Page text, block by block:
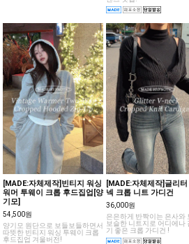
[MADE:자체제작]빈티지 워싱
워머 투웨이 크롭 후드집업[양
기모]
54,500원
양기모 원단으로 보들보들하면서
따뜻한 빈티지 워싱 투웨이 크롭
후드집업 겨울버전!
[MADE:자체제작]글리터
넥 크롭 니트 가디건
36,000원
은은하게 반짝이는 은사와
보슬한 니트지로 어디에나
기 좋은 크롭 가디건 !